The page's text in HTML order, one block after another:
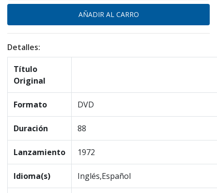
Detalles:
Título
Original
Formato DVD
Duración 88
Lanzamiento 1972
Idioma(s) Inglés,Español